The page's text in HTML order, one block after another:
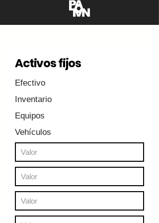
Activos fijos
Efectivo
Inventario
Equipos
Vehículos